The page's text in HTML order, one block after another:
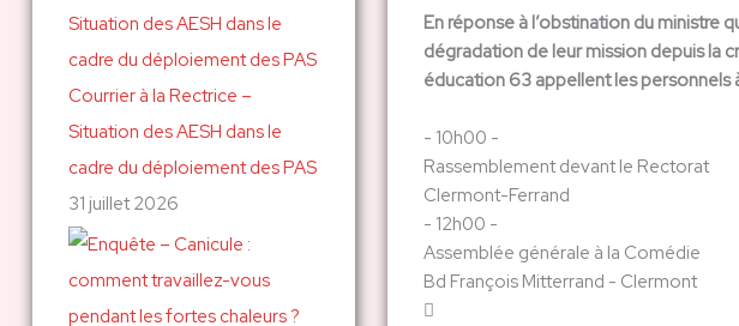
c
h
e
r
:
Courrier à la Rectrice –
Situation des AESH dans le
cadre du déploiement des PAS
31 juillet 2026
En réponse à l’obstination du ministre
dégradation de leur mission depuis la
éducation 63 appellent les personnels
- 10h00 -
Rassemblement devant le Rectorat
Clermont-Ferrand
- 12h00 -
Assemblée générale à la Comédie
Bd François Mitterrand - Clermont